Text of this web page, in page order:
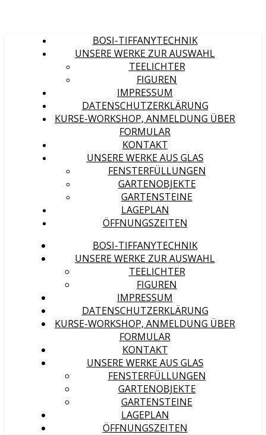
BOSI-TIFFANYTECHNIK
UNSERE WERKE ZUR AUSWAHL
TEELICHTER
FIGUREN
IMPRESSUM
DATENSCHUTZERKLÄRUNG
KURSE-WORKSHOP, ANMELDUNG ÜBER
FORMULAR
KONTAKT
UNSERE WERKE AUS GLAS
FENSTERFÜLLUNGEN
GARTENOBJEKTE
GARTENSTEINE
LAGEPLAN
ÖFFNUNGSZEITEN
BOSI-TIFFANYTECHNIK
UNSERE WERKE ZUR AUSWAHL
TEELICHTER
FIGUREN
IMPRESSUM
DATENSCHUTZERKLÄRUNG
KURSE-WORKSHOP, ANMELDUNG ÜBER
FORMULAR
KONTAKT
UNSERE WERKE AUS GLAS
FENSTERFÜLLUNGEN
GARTENOBJEKTE
GARTENSTEINE
LAGEPLAN
ÖFFNUNGSZEITEN